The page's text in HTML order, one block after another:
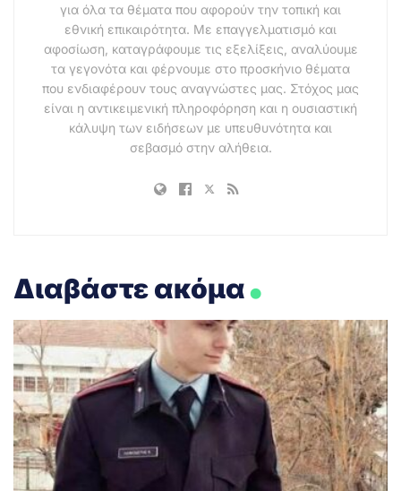
για όλα τα θέματα που αφορούν την τοπική και
εθνική επικαιρότητα. Με επαγγελματισμό και
αφοσίωση, καταγράφουμε τις εξελίξεις, αναλύουμε
τα γεγονότα και φέρνουμε στο προσκήνιο θέματα
που ενδιαφέρουν τους αναγνώστες μας. Στόχος μας
είναι η αντικειμενική πληροφόρηση και η ουσιαστική
κάλυψη των ειδήσεων με υπευθυνότητα και
σεβασμό στην αλήθεια.
Διαβάστε ακόμα.